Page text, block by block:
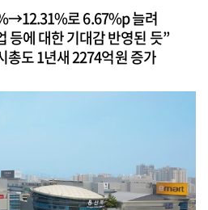
로 6.67%p 늘려
등에 대한 기대감 반영된 듯”
총도 1년새 2274억원 증가